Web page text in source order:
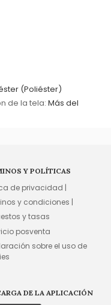
(Poliéster)
de la tela: Más del
Y POLÍTICAS
de privacidad |
y condiciones |
y tasas
posventa
sobre el uso de
DE LA APLICACIÓN